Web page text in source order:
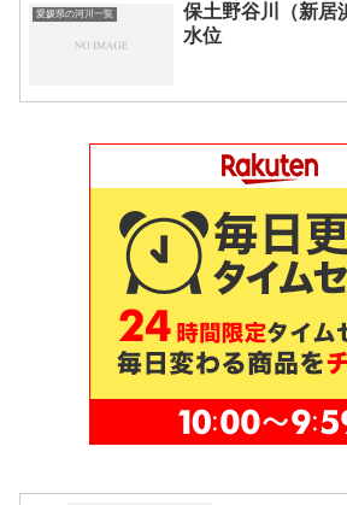
愛媛県の河川一覧
保土野谷川（新居
水位